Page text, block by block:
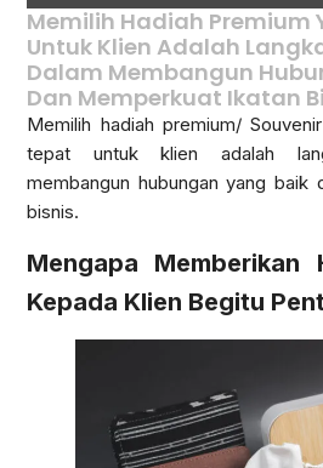
Memilih Hadiah Premium
Untuk Klien Adalah
Dalam Membangun
Dan Memperkuat Ikatan
Memilih hadiah premium/
tepat untuk klien adalah
membangun hubungan yang baik
bisnis.
Mengapa Memberikan
Kepada Klien Begitu